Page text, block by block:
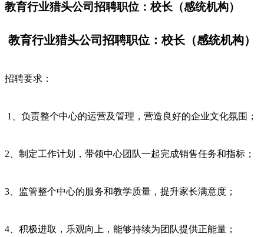
教育行业猎头公司招聘职位：校长（感统机构）
教育行业猎头公司招聘职位：校长（感统机构）
招聘要求：
1、负责整个中心的运营及管理，营造良好的企业文化氛围；
2、制定工作计划，带领中心团队一起完成销售任务和指标；
3、监管整个中心的服务和教学质量，提升家长满意度；
4、积极进取，乐观向上，能够持续为团队提供正能量；